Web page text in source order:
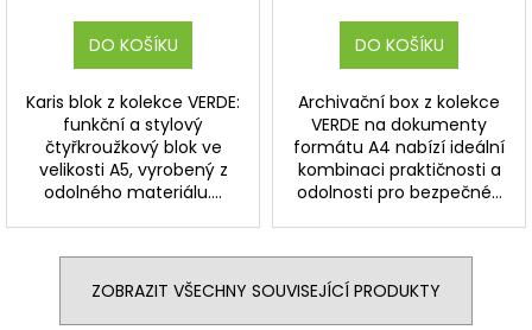
DO KOŠÍKU
Karis blok z kolekce VERDE:
funkční a stylový
čtyřkroužkový blok ve
velikosti A5, vyrobený z
odolného materiálu....
DO KOŠÍKU
Archivační box z kolekce
VERDE na dokumenty
formátu A4 nabízí ideální
kombinaci praktičnosti a
odolnosti pro bezpečné...
ZOBRAZIT VŠECHNY SOUVISEJÍCÍ PRODUKTY